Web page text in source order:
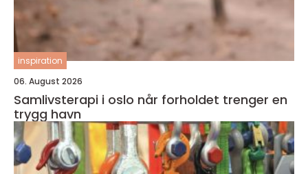
inspiration
06. August 2026
Samlivsterapi i oslo når forholdet trenger en
trygg havn